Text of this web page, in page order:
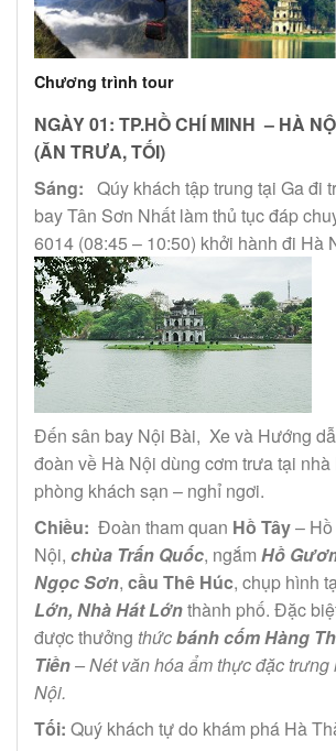
Chương trình tour
NGÀY 01: TP.HỒ CHÍ MINH – HÀ
(ĂN TRƯA, TỐI)
Sáng: Qúy khách tập trung tại Ga đi
bay Tân Sơn Nhất làm thủ tục đáp
6014 (08:45 – 10:50) khởi hành đi Hà
Đến sân bay Nội Bài, Xe và Hướng
đoàn về Hà Nội dùng cơm trưa tại nhà
phòng khách sạn – nghỉ ngơi.
Chiều: Đoàn tham quan Hồ Tây–
Nội, chùa Trấn Quốc, ngắm Hồ
Ngọc Sơn, cầu Thê Húc, chụp hình
Lớn, Nhà Hát Lớnthành phố. Đặc
được thưởng thứcbánh cốmHàng
Tiền– Nét văn hóa ẩm thực đặc
Nội.
Tối: Quý khách tự do khám phá Hà